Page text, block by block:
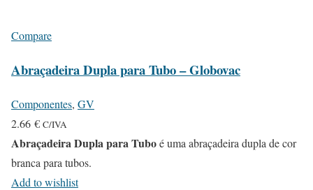
Compare
Abraçadeira Dupla para Tubo – Globovac
Componentes, GV
2.66 € C/IVA
Abraçadeira Dupla para Tuboé uma abraçadeira dupla de cor
branca para tubos.
Add to wishlist